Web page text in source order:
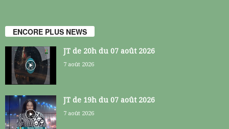
ENCORE PLUS NEWS
JT de 20h du 07 août 2026
7 août 2026
JT de 19h du 07 août 2026
7 août 2026